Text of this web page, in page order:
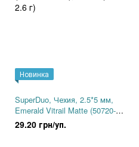
Новинка
SuperDuo, Чехия, 2.5*5 мм,
Emerald Vitrail Matte (50720-
28171), 36 шт (2.5-2.6 г)
29.20 грн/уп.